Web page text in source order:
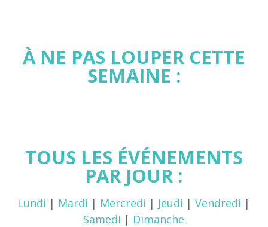
À NE PAS LOUPER CETTE
SEMAINE :
TOUS LES ÉVÉNEMENTS
PAR JOUR :
Lundi | Mardi | Mercredi | Jeudi |Vendredi |
Samedi | Dimanche